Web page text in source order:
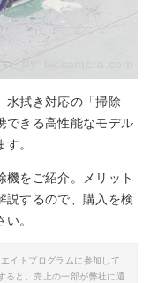
水拭き対応の「掃除
できる高性能なモデル
。
機をご紹介。メリット
説するので、購入を検
。
イトプログラムに参加して
ると、売上の一部が弊社に還